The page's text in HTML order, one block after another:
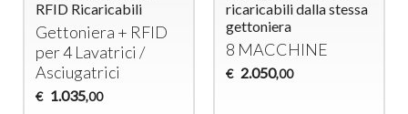
RFID Ricaricabili
Gettoniera + RFID
per 4 Lavatrici /
Asciugatrici
€ 1.035,00
ricaricabili dalla stessa
gettoniera
8 MACCHINE
€ 2.050,00